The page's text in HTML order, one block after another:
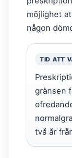
möjlighet
någon
TID ATT
gränsen
två år